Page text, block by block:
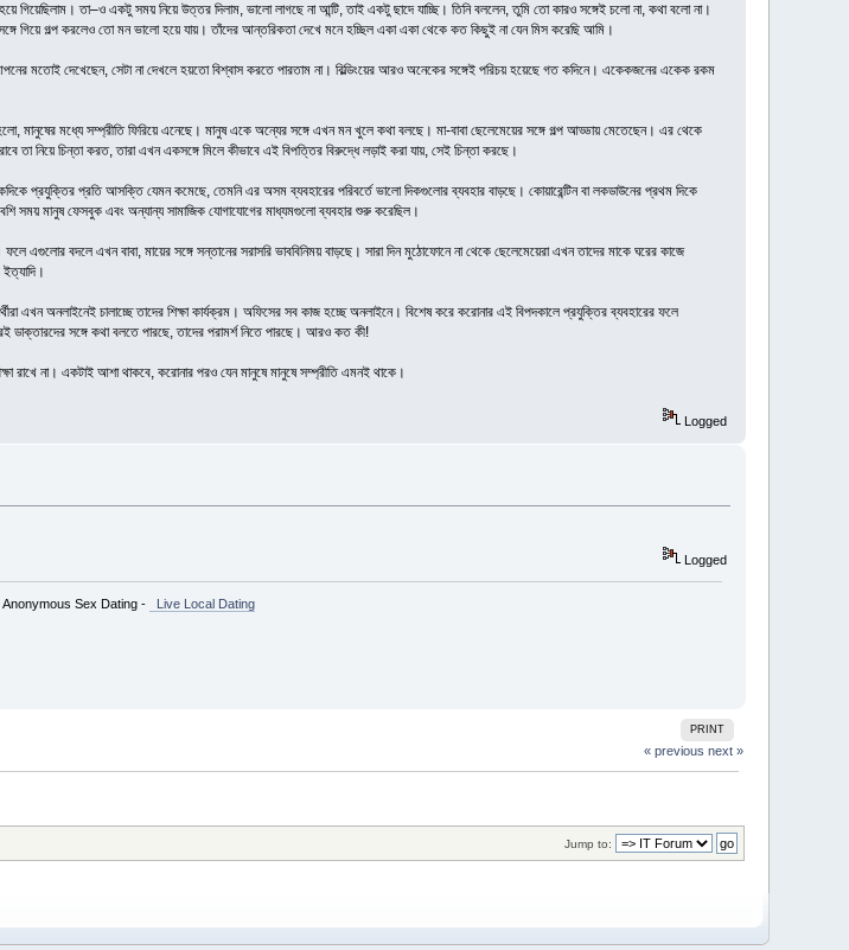
গিয়েছিলাম। তা–ও একটু সময় নিয়ে উত্তর দিলাম, ভালো লাগছে না আন্টি, তাই একটু ছাদে যাচ্ছি। তিনি বললেন, তুমি তো কারও সঙ্গেই চলো না, কথা বলো না।
গিয়ে গল্প করলেও তো মন ভালো হয়ে যায়। তাঁদের আন্তরিকতা দেখে মনে হচ্ছিল একা একা থেকে কত কিছুই না যেন মিস করেছি আমি।
মতোই দেখেছেন, সেটা না দেখলে হয়তো বিশ্বাস করতে পারতাম না। বিল্ডিংয়ের আরও অনেকের সঙ্গেই পরিচয় হয়েছে গত কদিনে। একেকজনের একেক রকম
মধ্যে সম্প্রীতি ফিরিয়ে এনেছে। মানুষ একে অন্যের সঙ্গে এখন মন খুলে কথা বলছে। মা-বাবা ছেলেমেয়ের সঙ্গে গল্প আড্ডায় মেতেছেন। এর থেকে
তা নিয়ে চিন্তা করত, তারা এখন একসঙ্গে মিলে কীভাবে এই বিপত্তির বিরুদ্ধে লড়াই করা যায়, সেই চিন্তা করছে।
প্রযুক্তির প্রতি আসক্তি যেমন কমেছে, তেমনি এর অসম ব্যবহারের পরিবর্তে ভালো দিকগুলোর ব্যবহার বাড়ছে। কোয়ারেন্টিন বা লকডাউনের প্রথম দিকে
মানুষ ফেসবুক এবং অন্যান্য সামাজিক যোগাযোগের মাধ্যমগুলো ব্যবহার শুরু করেছিল।
বদলে এখন বাবা, মায়ের সঙ্গে সন্তানের সরাসরি ভাববিনিময় বাড়ছে। সারা দিন মুঠোফোনে না থেকে ছেলেমেয়েরা এখন তাদের মাকে ঘরের কাজে
এখন অনলাইনেই চালাচ্ছে তাদের শিক্ষা কার্যক্রম। অফিসের সব কাজ হচ্ছে অনলাইনে। বিশেষ করে করোনার এই বিপদকালে প্রযুক্তির ব্যবহারের ফলে
সঙ্গে কথা বলতে পারছে, তাদের পরামর্শ নিতে পারছে। আরও কত কী!
রাখে না। একটাই আশা থাকবে, করোনার পরও যেন মানুষে মানুষে সম্প্রীতি এমনই থাকে।
Logged
Logged
Sex Dating - Live Local Dating
PRINT
« previous next »
Jump to: